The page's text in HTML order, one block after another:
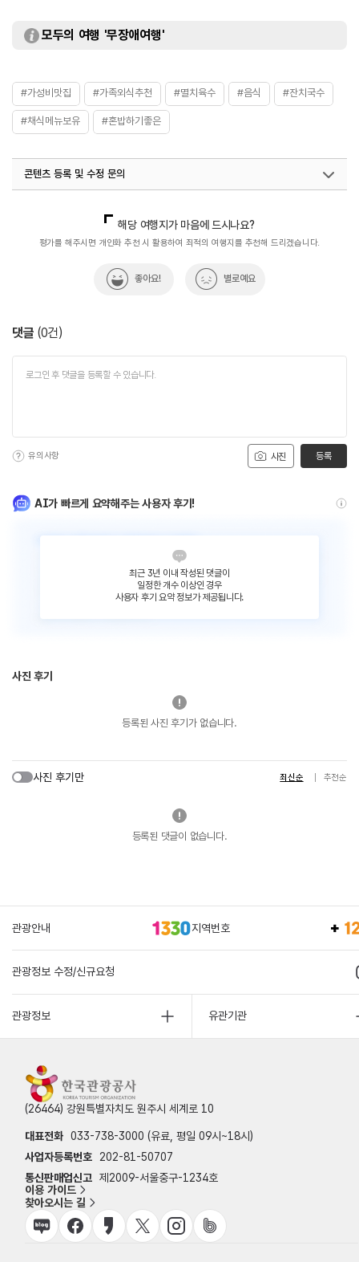
모두의 여행 '무장애여행'
#가성비맛집 #가족외식추천 #멸치육수 #음식 #잔치국수
#채식메뉴보유 #혼밥하기좋은
콘텐츠 등록 및 수정 문의
해당 여행지가 마음에 드시나요?
평가를 해주시면 개인화 추천 시 활용하여 최적의 여행지를 추천해 드리겠습니다.
좋아요! 별로예요
댓글 (0건)
사진
유의사항 등록
AI가 빠르게 요약해주는 사용자 후기!
최근 3년 이내 작성된 댓글이
일정한 개수 이상인 경우
사용자 후기 요약 정보가 제공됩니다.
사진 후기
등록된 사진 후기가 없습니다.
사진 후기만 최신순 추천순
등록된 댓글이 없습니다.
관광안내 지역번호
관광정보 수정/신규요청
관광정보 유관기관
(26464) 강원특별자치도 원주시 세계로 10
대표전화 033-738-3000 (유료, 평일 09시~18시)
사업자등록번호
202-81-50707
통신판매업신고 제2009-서울중구-1234호
이용 가이드
찾아오시는 길